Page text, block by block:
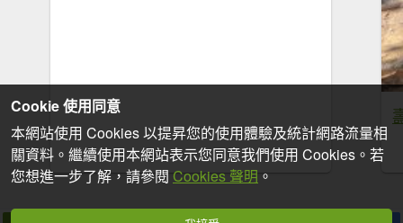
Cookie 使用同意
本網站使用 Cookies 以提昇您的使用體驗及統計網路流量相
關資料。繼續使用本網站表示您同意我們使用 Cookies。若
您想進一步了解，請參閱 Cookies 聲明 。